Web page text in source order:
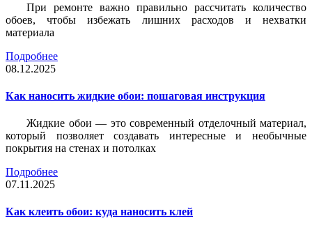
При ремонте важно правильно рассчитать количество
обоев, чтобы избежать лишних расходов и нехватки
материала
Подробнее
08.12.2025
Как наносить жидкие обои: пошаговая инструкция
Жидкие обои — это современный отделочный материал,
который позволяет создавать интересные и необычные
покрытия на стенах и потолках
Подробнее
07.11.2025
Как клеить обои: куда наносить клей